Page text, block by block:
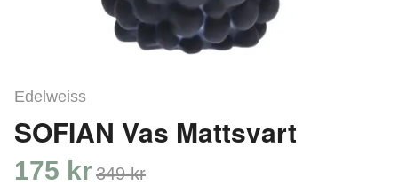
Edelweiss
SOFIAN Vas Mattsvart
175 kr349 kr